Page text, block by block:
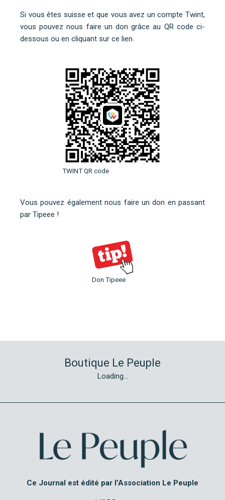
Si vous êtes suisse et que vous avez un compte Twint,
vous pouvez nous faire un don grâce au QR code ci-
dessous ou en cliquant sur ce lien.
TWINT QR code
Vous pouvez également nous faire un don en passant
par Tipeee !
Don Tipeee
Boutique Le Peuple
Loading...
Ce Journal est édité par l’Association Le Peuple